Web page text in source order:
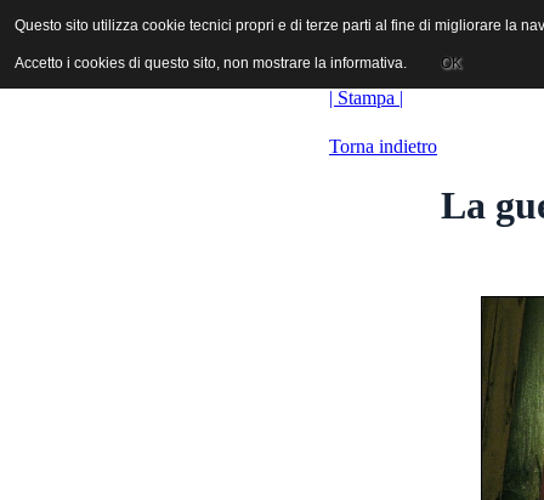
ANICA | Associazione Nazionale Industrie Cinematografiche
| Stampa |
Torna indietro
La
Questo sito utilizza cookie tecnici propri e di terze parti al fine di migliorare la
Accetto i cookies di questo sito, non mostrare la informativa. OK
Questo sito utilizza cookie tecnici propri e di terze parti al fine di migliorare la
Accetto i cookies di questo sito, non mostrare la informativa. OK